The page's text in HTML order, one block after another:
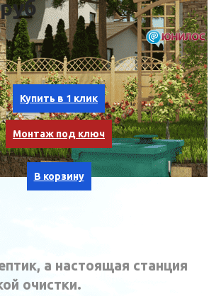
Купить в 1 клик
Монтаж под ключ
В корзину
а настоящая станция
очистки.